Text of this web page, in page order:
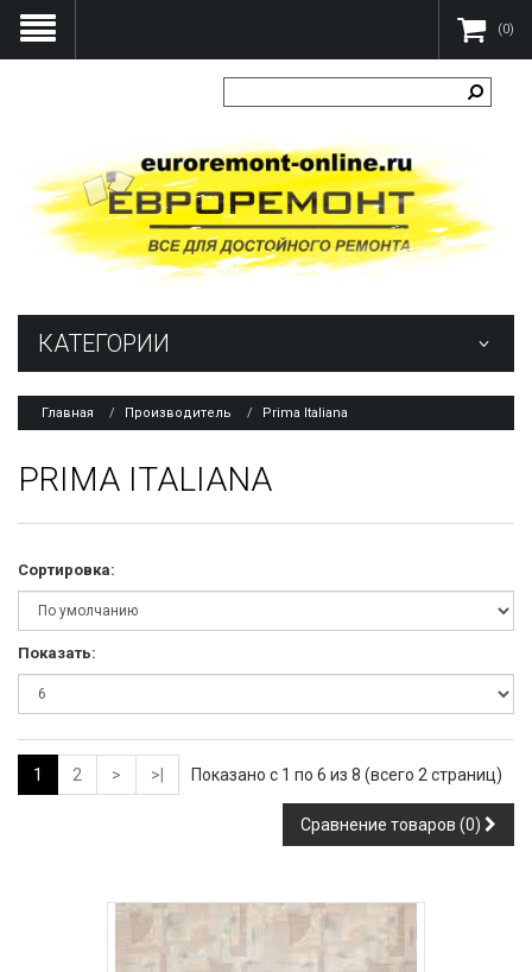
(0)
КАТЕГОРИИ
Главная Производитель Prima Italiana
PRIMA ITALIANA
Сортировка:
Показать:
1 2 > >| Показано с 1 по 6 из 8 (всего 2 страниц)
Сравнение товаров (0)